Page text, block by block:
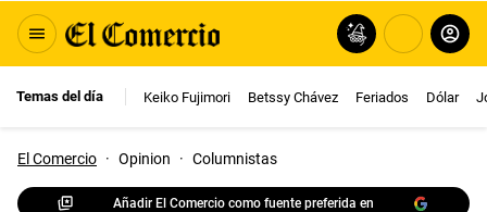
Temas del día Keiko Fujimori Betssy Chávez Feriados Dólar
El Comercio · Opinion · Columnistas
Añadir El Comercio como fuente preferida en